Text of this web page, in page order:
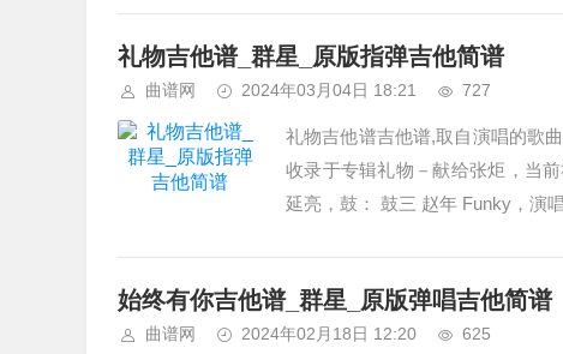
礼物吉他谱_群星_原版指弹吉他简谱
曲谱网 2024年03月04日 18:21 727
礼物吉他谱吉他谱,取自演唱的歌
收录于专辑礼物－献给张炬，当
延亮，鼓： 鼓三 赵年 Funky，演
始终有你吉他谱_群星_原版弹唱吉他简谱
曲谱网 2024年02月18日 12:20 625